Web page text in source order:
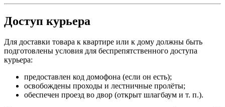
Доступ курьера
Для доставки товара к квартире или к дому должны быть
подготовлены условия для беспрепятственного доступа
курьера:
предоставлен код домофона (если он есть);
освобождены проходы и лестничные пролёты;
обеспечен проезд во двор (открыт шлагбаум и т. п.).